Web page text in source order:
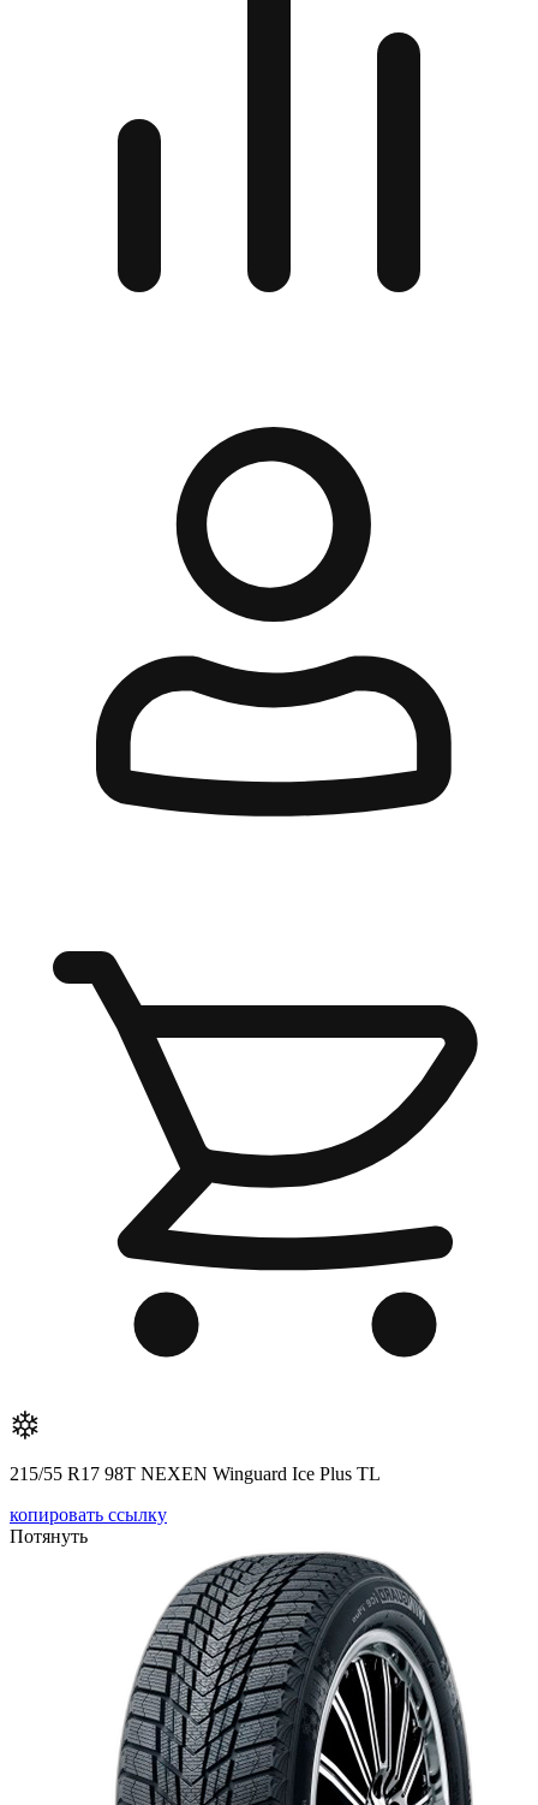
215/55 R17 98T NEXEN Winguard Ice Plus TL
копировать ссылку
Потянуть